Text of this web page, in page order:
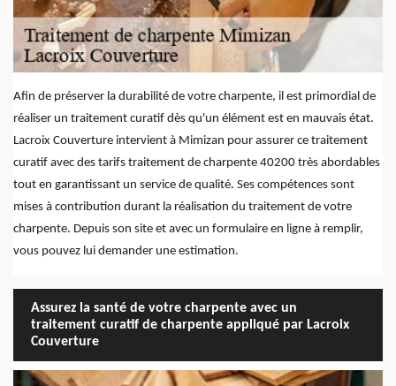
Afin de préserver la durabilité de votre charpente, il est primordial de
réaliser un traitement curatif dès qu'un élément est en mauvais état.
Lacroix Couverture intervient à Mimizan pour assurer ce traitement
curatif avec des tarifs traitement de charpente 40200 très abordables
tout en garantissant un service de qualité. Ses compétences sont
mises à contribution durant la réalisation du traitement de votre
charpente. Depuis son site et avec un formulaire en ligne à remplir,
vous pouvez lui demander une estimation.
Assurez la santé de votre charpente avec un
traitement curatif de charpente appliqué par Lacroix
Couverture